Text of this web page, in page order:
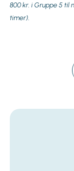
800 kr. i Gruppe 5 til
timer).